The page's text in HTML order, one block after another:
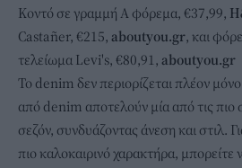
Κοντό σε γραμμή Α φόρεμα, €37,99,
Castañer, €215, aboutyou.gr, και
τελείωμα Levi's, €80,91, aboutyou.gr
Το denim δεν περιορίζεται πλέον
από denim αποτελούν μία από τις πιο
σεζόν, συνδυάζοντας άνεση και στιλ.
πιο καλοκαιρινό χαρακτήρα,